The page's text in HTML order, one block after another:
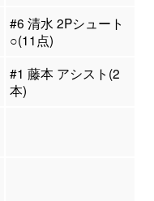
#6 清水 2Pシュート
○(11点)
#1 藤本 アシスト(2
本)